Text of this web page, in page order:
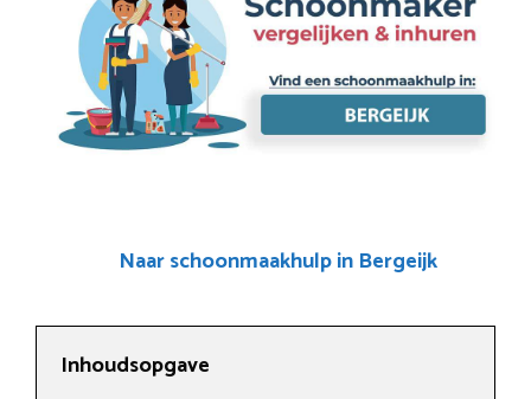
Naar schoonmaakhulp in Bergeijk
Inhoudsopgave